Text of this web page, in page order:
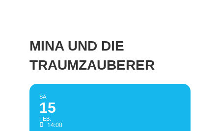
MINA UND DIE
TRAUMZAUBERER
SA.
15
FEB.
14:00